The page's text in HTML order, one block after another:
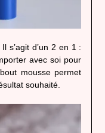
Il s’agit d’un 2 en 1 :
avec soi pour
mousse permet
souhaité.